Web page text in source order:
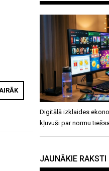
Digitālā izklaides
kļuvuši par normu
JAUNĀKIE RAKSTI